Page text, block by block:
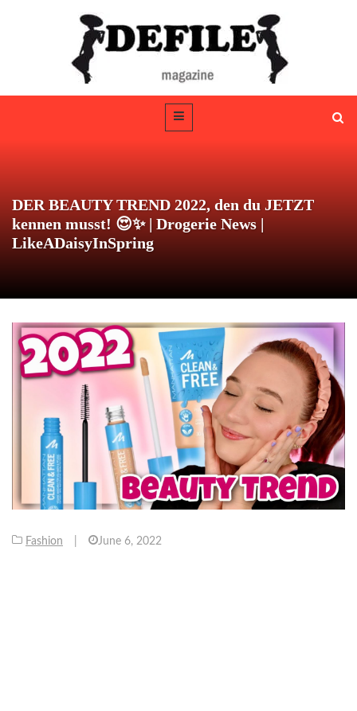
DER BEAUTY TREND 2022, den du JETZT
kennen musst! 😍✨ | Drogerie News |
LikeADaisyInSpring
Fashion June 6, 2022